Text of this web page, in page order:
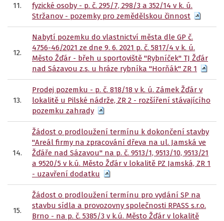
11.
fyzické osoby - p. č. 295/7, 298/3 a 352/14 v k. ú.
Stržanov - pozemky pro zemědělskou činnost
12.
Nabytí pozemku do vlastnictví města dle GP č.
4756-46/2021 ze dne 9. 6. 2021 p. č. 5817/4 v k. ú.
Město Žďár - břeh u sportoviště "Rybníček" TJ Žďár
nad Sázavou z.s. u hráze rybníka "Horňák" ZR 1
13.
Prodej pozemku - p. č. 818/18 v k. ú. Zámek Žďár v
lokalitě u Pilské nádrže, ZR 2 - rozšíření stávajícího
pozemku zahrady
14.
Žádost o prodloužení termínu k dokončení stavby
"Areál firmy na zpracování dřeva na ul. Jamská ve
Žďáře nad Sázavou" na p. č. 9513/1, 9513/10, 9513/21
a 9520/5 v k.ú. Město Žďár v lokalitě PZ Jamská, ZR 1
- uzavření dodatku
15.
Žádost o prodloužení termínu pro vydání SP na
stavbu sídla a provozovny společnosti RPASS s.r.o.
Brno - na p. č. 5385/3 v k.ú. Město Žďár v lokalitě